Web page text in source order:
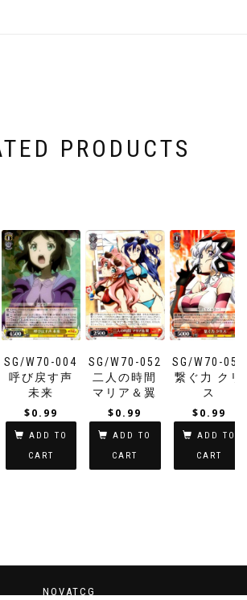
PRODUCTS
SG/W70-004
呼び戻す声
未来
$0.99
ADD TO
CART
SG/W70-052
二人の時間
マリア＆翼
$0.99
ADD TO
CART
SG/W70-055
繋ぐ力 クリ
ス
$0.99
ADD TO
CART
NOVATCG